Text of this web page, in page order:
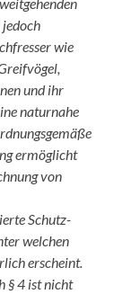
jedoch
wie
und ihr
naturnahe
ermöglicht
von
Schutz-
welchen
erscheint.
§ 4 ist nicht